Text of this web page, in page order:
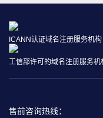
ICANN认证域名注册服务机构
工信部许可的域名注册服务机
售前咨询热线：